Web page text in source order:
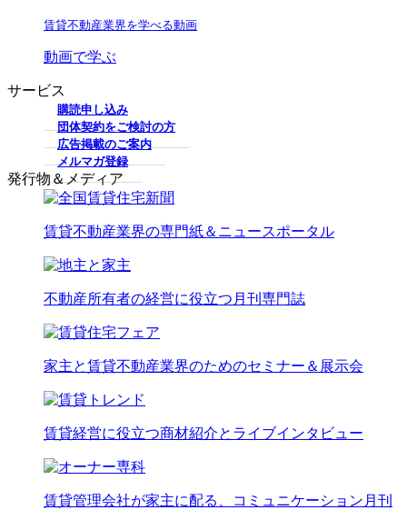
賃貸不動産業界を学べる動画
動画で学ぶ
サービス
購読申し込み
団体契約をご検討の方
広告掲載のご案内
メルマガ登録
発行物＆メディア
賃貸不動産業界の専門紙＆ニュースポータル
不動産所有者の経営に役立つ月刊専門誌
家主と賃貸不動産業界のためのセミナー＆展示会
賃貸経営に役立つ商材紹介とライブインタビュー
賃貸管理会社が家主に配る、コミュニケーション月刊